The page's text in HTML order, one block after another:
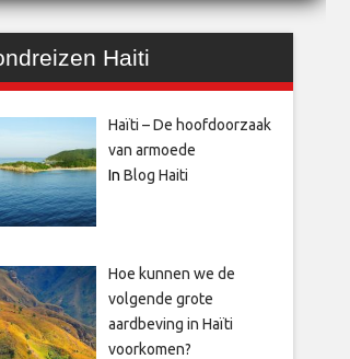
Haiti
Haïti – De hoofdoorzaak
van armoede
In Blog Haiti
Hoe kunnen we de
volgende grote
aardbeving in Haïti
voorkomen?